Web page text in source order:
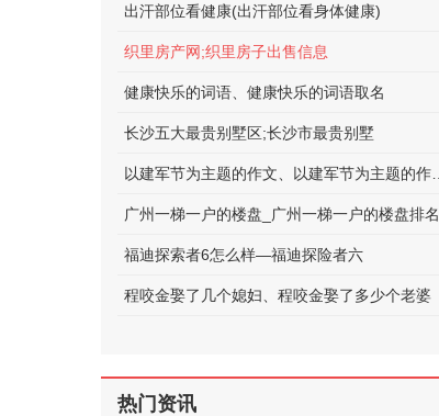
出汗部位看健康(出汗部位看身体健康)
织里房产网;织里房子出售信息
健康快乐的词语、健康快乐的词语取名
长沙五大最贵别墅区;长沙市最贵别墅
广州一梯一户的楼盘_广州一梯一户的楼盘排名
福迪探索者6怎么样—福迪探险者六
程咬金娶了几个媳妇、程咬金娶了多少个老婆
热门资讯